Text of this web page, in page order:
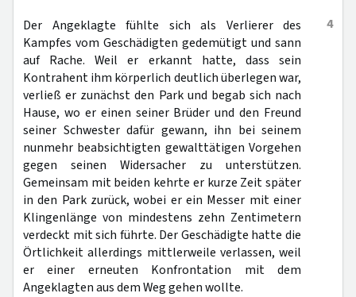
4
Der Angeklagte fühlte sich als Verlierer des
Kampfes vom Geschädigten gedemütigt und sann
auf Rache. Weil er erkannt hatte, dass sein
Kontrahent ihm körperlich deutlich überlegen war,
verließ er zunächst den Park und begab sich nach
Hause, wo er einen seiner Brüder und den Freund
seiner Schwester dafür gewann, ihn bei seinem
nunmehr beabsichtigten gewalttätigen Vorgehen
gegen seinen Widersacher zu unterstützen.
Gemeinsam mit beiden kehrte er kurze Zeit später
in den Park zurück, wobei er ein Messer mit einer
Klingenlänge von mindestens zehn Zentimetern
verdeckt mit sich führte. Der Geschädigte hatte die
Örtlichkeit allerdings mittlerweile verlassen, weil
er einer erneuten Konfrontation mit dem
Angeklagten aus dem Weg gehen wollte.